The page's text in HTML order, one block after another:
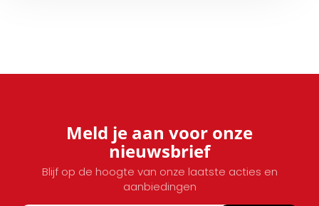
Meld je aan voor onze
nieuwsbrief
Blijf op de hoogte van onze laatste acties en
aanbiedingen